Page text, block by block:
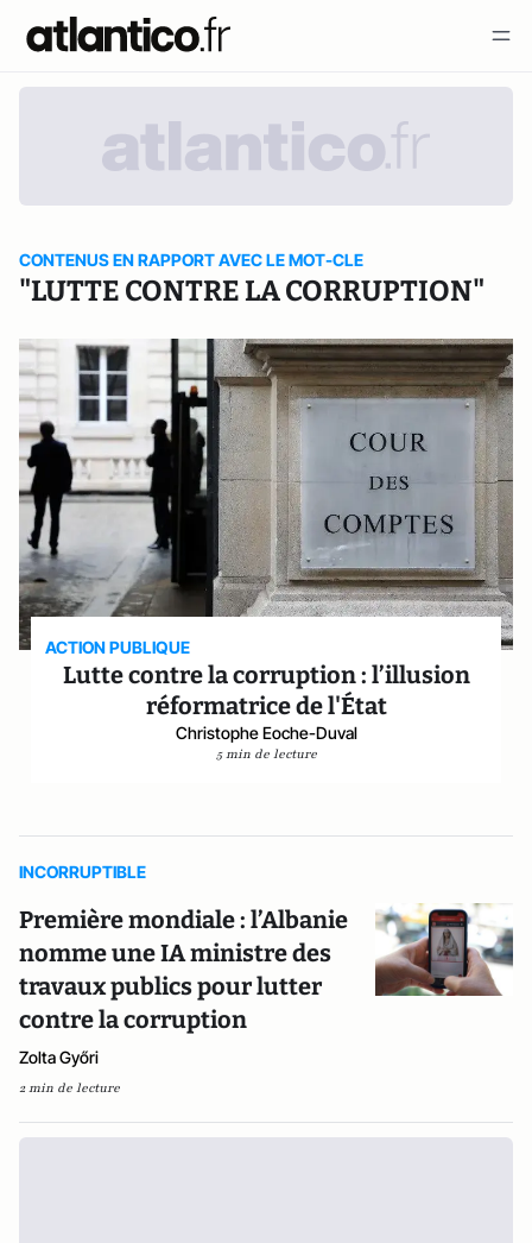
CONTENUS EN RAPPORT AVEC LE MOT-CLE
"LUTTE CONTRE LA CORRUPTION"
ACTION PUBLIQUE
Lutte contre la corruption : l’illusion
réformatrice de l'État
Christophe Eoche-Duval
5 min de lecture
INCORRUPTIBLE
Première mondiale : l’Albanie
nomme une IA ministre des
travaux publics pour lutter
contre la corruption
Zolta Győri
2 min de lecture